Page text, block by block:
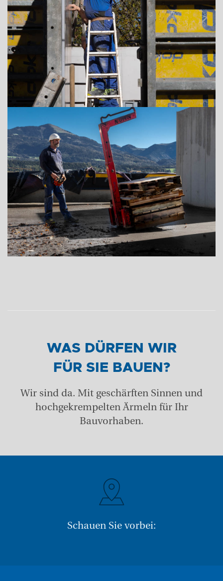
WAS DÜRFEN WIR
FÜR SIE BAUEN?
Wir sind da. Mit geschärften Sinnen und
hochgekrempelten Ärmeln für Ihr
Bauvorhaben.
Schauen Sie vorbei: